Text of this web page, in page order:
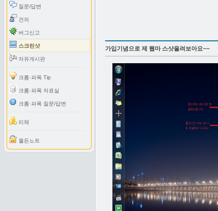
질문/답변
건의
버그신고
스크린샷
자유게시판
크롬·파폭 Tip
크롬·파폭 자료실
크롬·파폭 질문/답변
리채
월든노트
가입기념으로 제 웹마 스샷올려보아요~~